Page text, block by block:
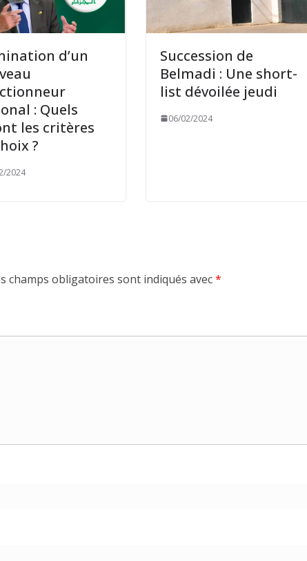
d’un
: Quels
les critères
?
2024
Succession de
Belmadi : Une short-
list dévoilée jeudi
06/02/2024
champs obligatoires sont indiqués avec*